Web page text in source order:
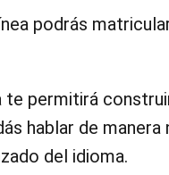
podrás
permitirá
hablar de
del idioma.